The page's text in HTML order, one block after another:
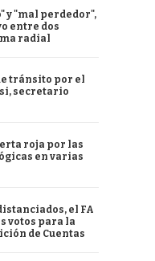
y "mal perdedor",
entre dos
radial
tránsito por el
secretario
roja por las
en varias
el FA
votos para la
de Cuentas